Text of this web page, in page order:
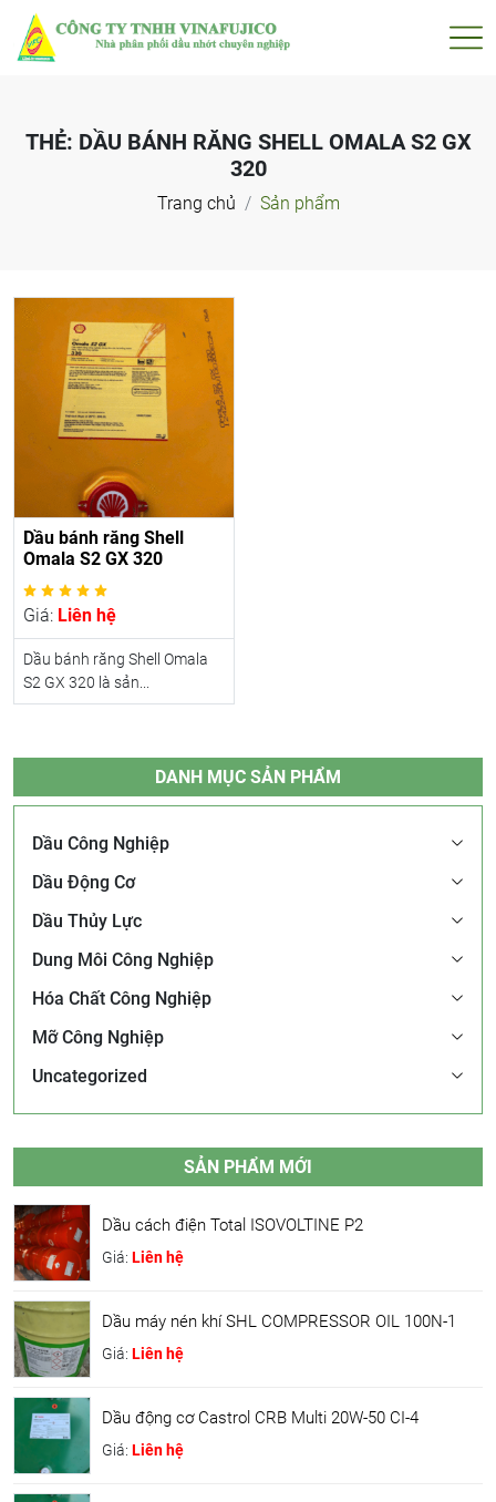
THẺ: DẦU BÁNH RĂNG SHELL OMALA S2 GX
320
Trang chủ Sản phẩm
Dầu bánh răng Shell
Omala S2 GX 320
Giá: Liên hệ
Dầu bánh răng Shell Omala
S2 GX 320 là sản...
DANH MỤC SẢN PHẨM
Dầu Công Nghiệp
Dầu Động Cơ
Dầu Thủy Lực
Dung Môi Công Nghiệp
Hóa Chất Công Nghiệp
Mỡ Công Nghiệp
Uncategorized
SẢN PHẨM MỚI
Dầu cách điện Total ISOVOLTINE P2
Giá: Liên hệ
Dầu máy nén khí SHL COMPRESSOR OIL 100N-1
Giá: Liên hệ
Dầu động cơ Castrol CRB Multi 20W-50 CI-4
Giá: Liên hệ